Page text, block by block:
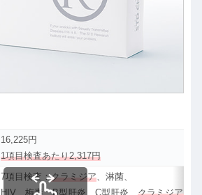
16,225円
1項目検査あたり2,317円
7項目検査：クラミジア 、淋菌、
HIV、梅毒、B型肝炎、C型肝炎、 クラミジア（